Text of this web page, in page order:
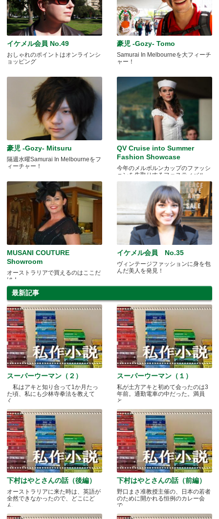
イケメル会員 No.49
おしゃれのポイントはオンラインシ
ョッピング
豪児 -Gozy- Tomo
Samurai In Melbourneを大フィーチ
ャー！
豪児 -Gozy- Mitsuru
隔週水曜Samurai In Melbourneをフ
ィーチャー！
QV Cruise into Summer
Fashion Showcase
今年のメルボルンカップのファッシ
ョンを先取りするフェスティバル
MUSANI COUTURE
Showroom
オーストラリアで買えるのはここだ
け！
イケメル会員 No.35
ヴィンテージファッションに身を包
んだ美人を発見！
最新記事
スーパーウーマン（２）
私はアキと知り合って1か月たっ
た頃、私にも少林寺拳法を教えて
く.....
スーパーウーマン（１）
私が土方アキと初めて会ったのは3
年前。通勤電車の中だった。満員
と.....
下村はやとさんの話（後編）
オーストラリアに来た時は、英語が
全然できなかったので、どこにど
ん.....
下村はやとさんの話（前編）
野口まさ准教授主催の、日本の若者
のために開かれる恒例のカレー会
で.....